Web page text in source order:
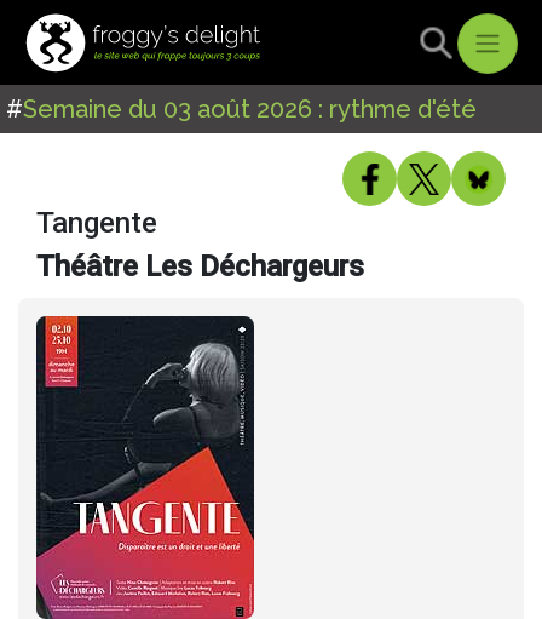
#Semaine du 03 août 2026 : rythme d'été
Tangente
Théâtre Les Déchargeurs